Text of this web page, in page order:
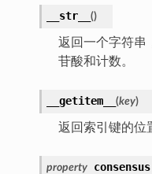
__str__ ()
返回一个字符串
苷酸和计数。
__getitem__ (key)
返回索引键的位
property consensus